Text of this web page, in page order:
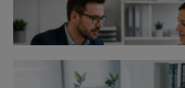
Výpověď ze zdravotních důvodů 2026 –
zaměstnavatele